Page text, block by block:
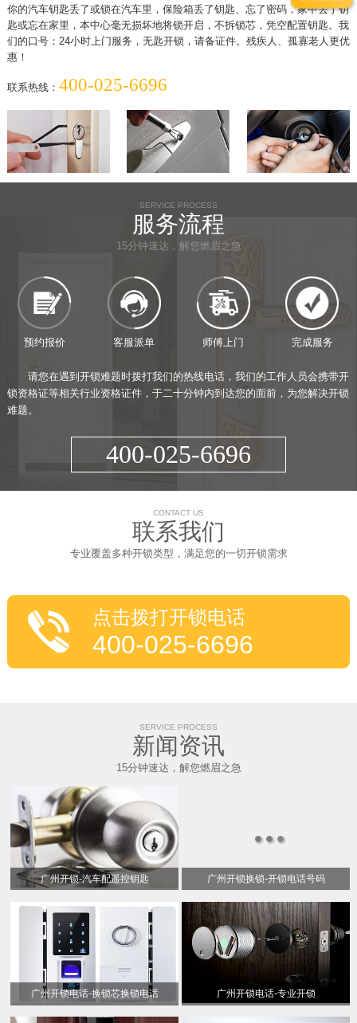
你的汽车钥匙丢了或锁在汽车里，保险箱丢了钥匙、忘了密码，家中丢了钥
匙或忘在家里，本中心毫无损坏地将锁开启，不拆锁芯，凭空配置钥匙。我
们的口号：24小时上门服务，无匙开锁，请备证件。残疾人、孤寡老人更优
惠！
联系热线： 400-025-6696
SERVICE PROCESS
服务流程
15分钟速达，解您燃眉之急
预约报价 客服派单 师傅上门 完成服务
请您在遇到开锁难题时拨打我们的热线电话，我们的工作人员会携带开
锁资格证等相关行业资格证件，于二十分钟内到达您的面前，为您解决开锁
难题。
400-025-6696
CONTACT US
联系我们
专业覆盖多种开锁类型，满足您的一切开锁需求
点击拨打开锁电话
400-025-6696
SERVICE PROCESS
新闻资讯
15分钟速达，解您燃眉之急
广州开锁-汽车配遥控钥匙 广州开锁换锁-开锁电话号码
广州开锁电话-换锁芯换锁电话 广州开锁电话-专业开锁